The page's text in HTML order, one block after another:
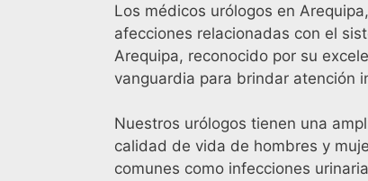
Los médicos urólogos en
afecciones relacionadas con el
Arequipa, reconocido por su
vanguardia para brindar atención
Nuestros urólogos tienen una
calidad de vida de hombres y
comunes como infecciones